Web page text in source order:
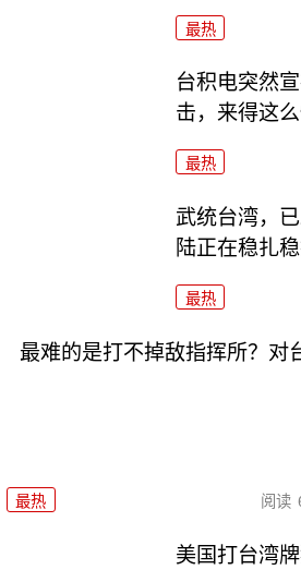
最热
台积电突然
击，来得这
最热
武统台湾，
陆正在稳扎
最热
最难的是打不掉敌指挥所？对
最热 阅读
美国打台湾